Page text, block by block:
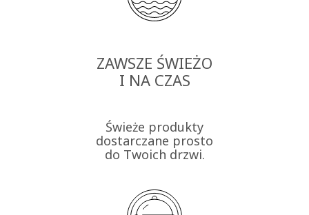
ZAWSZE ŚWIEŻO
I NA CZAS
Świeże produkty
dostarczane prosto
do Twoich drzwi.